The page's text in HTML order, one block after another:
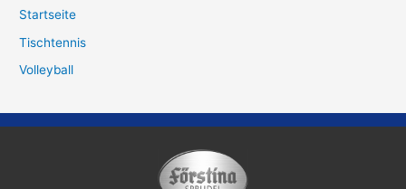
Startseite
Tischtennis
Volleyball